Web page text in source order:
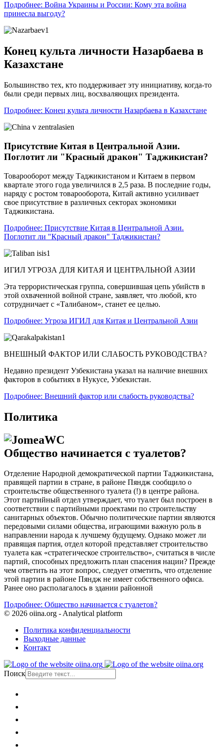
Подробнее: Война Украины и России: Кому эта война
принесла выгоду?
Конец культа личности Назарбаева в
Казахстане
Большинство тех, кто поддерживает эту инициативу, когда-то
были среди первых лиц, восхваляющих президента.
Подробнее: Конец культа личности Назарбаева в Казахстане
Присутствие Китая в Центральной Азии.
Поглотит ли "Красный дракон" Таджикистан?
Товарооборот между Таджикистаном и Китаем в первом
квартале этого года увеличился в 2,5 раза. В последние годы,
наряду с ростом товарооборота, Китай активно усиливает
свое присутствие в различных секторах экономики
Таджикистана.
Подробнее: Присутствие Китая в Центральной Азии.
Поглотит ли "Красный дракон" Таджикистан?
ИГИЛ УГРОЗА ДЛЯ КИТАЯ И ЦЕНТРАЛЬНОЙ АЗИИ
Эта террористическая группа, совершившая цепь убийств в
этой охваченной войной стране, заявляет, что любой, кто
сотрудничает с «Талибаном», станет ее целью.
Подробнее: Угроза ИГИЛ для Китая и Центральной Азии
ВНЕШНЫЙ ФАКТОР ИЛИ СЛАБОСТЬ РУКОВОДСТВА?
Недавно президент Узбекистана указал на наличие внешних
факторов в событиях в Нукусе, Узбекистан.
Подробнее: Внешний фактор или слабость руководства?
Политика
Общество начинается с туалетов?
Отделение Народной демократической партии Таджикистана,
правящей партии в стране, в районе Пяндж сообщило о
строительстве общественного туалета (!) в центре района.
Этот партийный отдел утверждает, что туалет был построен в
соответствии с партийными проектами по строительству
санитарных объектов. Обычно политические партии являются
передовыми силами общества, играющими важную роль в
направлении народа к лучшему будущему. Однако может ли
правящая партия, отдел которой представляет строительство
туалета как «стратегическое строительство», считаться в числе
партий, способных предложить план спасения нации? Прежде
чем ответить на этот вопрос, следует отметить, что отделение
этой партии в районе Пяндж не имеет собственного офиса.
Ранее оно располагалось в здании районной
Подробнее: Общество начинается с туалетов?
© 2026 oiina.org - Analytical platform
Политика конфиденциальности
Выходные данные
Контакт
Поиск